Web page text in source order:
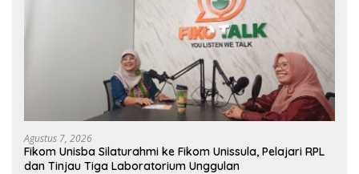
Agustus 7, 2026
Fikom Unisba Silaturahmi ke Fikom Unissula, Pelajari RPL
dan Tinjau Tiga Laboratorium Unggulan